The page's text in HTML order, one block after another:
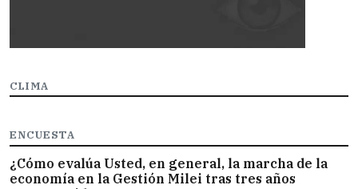
CLIMA
ENCUESTA
¿Cómo evalúa Usted, en general, la marcha de la
economía en la Gestión Milei tras tres años